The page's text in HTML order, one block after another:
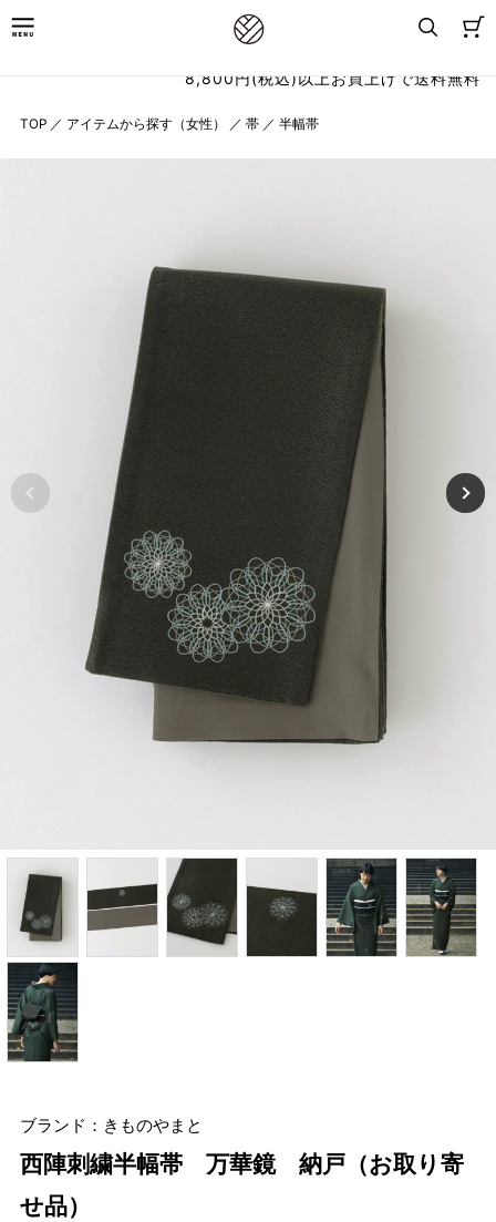
8,800円(税込)以上お買上げで送料無料
TOP ／ アイテムから探す（女性） ／ 帯 ／ 半幅帯
ブランド：きものやまと
西陣刺繍半幅帯 万華鏡 納戸（お取り寄
せ品）